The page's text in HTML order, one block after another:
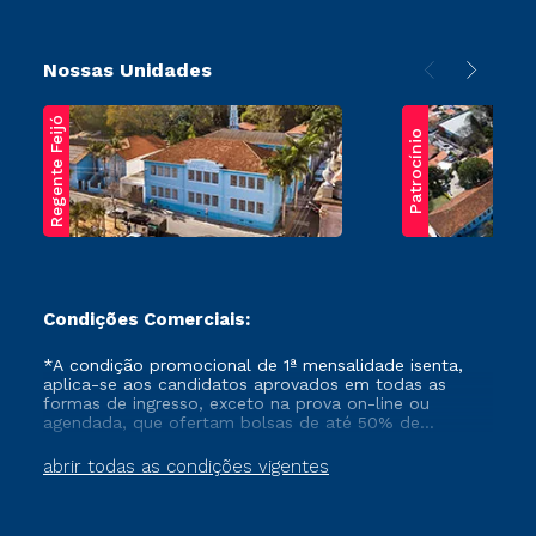
Nossas Unidades
Regente Feijó Patrocínio
Condições Comerciais:
abrir todas as condições vigentes
*A condição promocional de 1ª mensalidade isenta,
aplica-se aos candidatos aprovados em todas as
formas de ingresso, exceto na prova on-line ou
agendada, que ofertam bolsas de até 50% de
que ainda não tenham efetivado e/ou não tenham
cancelado ou trancado sua matrícula em uma das